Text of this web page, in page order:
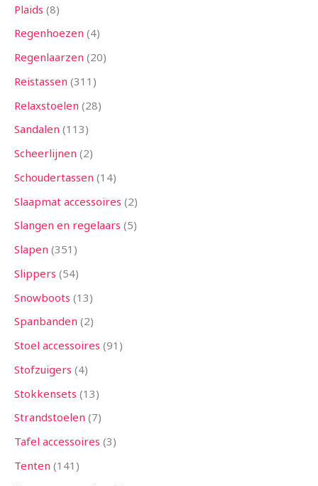
Plaids 8
Regenhoezen 4
Regenlaarzen 20
Reistassen 311
Relaxstoelen 28
Sandalen 113
Scheerlijnen 2
Schoudertassen 14
Slaapmat accessoires 2
Slangen en regelaars 5
Slapen 351
Slippers 54
Snowboots 13
Spanbanden 2
Stoel accessoires 91
Stofzuigers 4
Stokkensets 13
Strandstoelen 7
Tafel accessoires 3
Tenten 141